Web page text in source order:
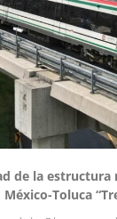
de la
Toluca